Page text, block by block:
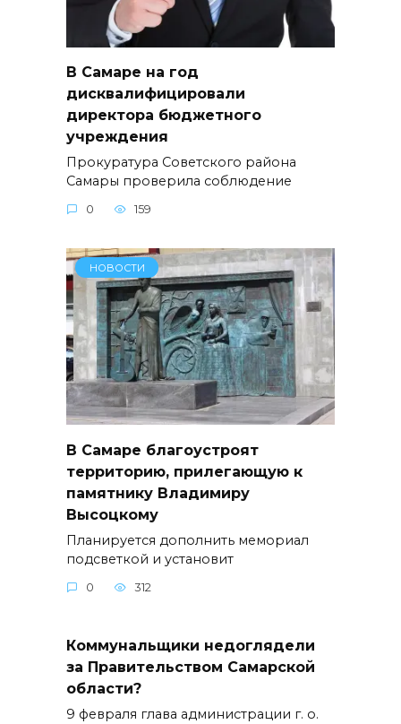
В Самаре на год
дисквалифицировали
директора бюджетного
учреждения
Прокуратура Советского района
Самары проверила соблюдение
0 159
НОВОСТИ
В Самаре благоустроят
территорию, прилегающую к
памятнику Владимиру
Высоцкому
Планируется дополнить мемориал
подсветкой и установит
0 312
Коммунальщики недоглядели
за Правительством Самарской
области?
9 февраля глава администрации г. о.